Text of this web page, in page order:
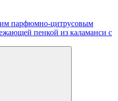
парфюмно-цитрусовым
пенкой из каламанси с